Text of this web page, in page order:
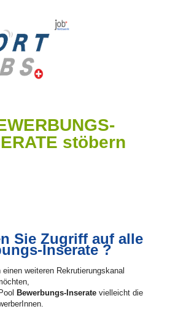
stöbern
Sie Zugriff auf alle
Inserate ?
weiteren Rekrutierungskanal
Bewerbungs-Inserate vielleicht die